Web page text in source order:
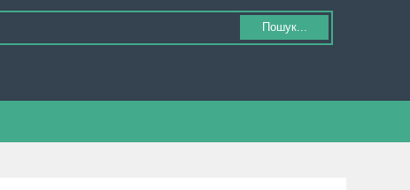
Пошук...